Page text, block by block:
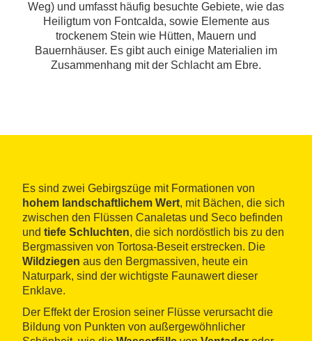
Weg) und umfasst häufig besuchte Gebiete, wie das
Heiligtum von Fontcalda, sowie Elemente aus
trockenem Stein wie Hütten, Mauern und
Bauernhäuser. Es gibt auch einige Materialien im
Zusammenhang mit der Schlacht am Ebre.
Es sind zwei Gebirgszüge mit Formationen von
hohem landschaftlichem Wert, mit Bächen, die sich
zwischen den Flüssen Canaletas und Seco befinden
und tiefe Schluchten, die sich nordöstlich bis zu den
Bergmassiven von Tortosa-Beseit erstrecken. Die
Wildziegen aus den Bergmassiven, heute ein
Naturpark, sind der wichtigste Faunawert dieser
Enklave.
Der Effekt der Erosion seiner Flüsse verursacht die
Bildung von Punkten von außergewöhnlicher